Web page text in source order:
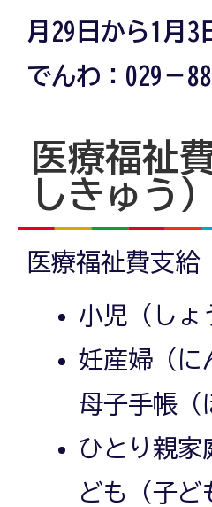
月29日から1月3
でんわ：029－
医療福祉
しきゅう）
医療福祉費支給
小児（しょ
妊産婦（に
母子手帳（
ひとり親家
ども（子ど